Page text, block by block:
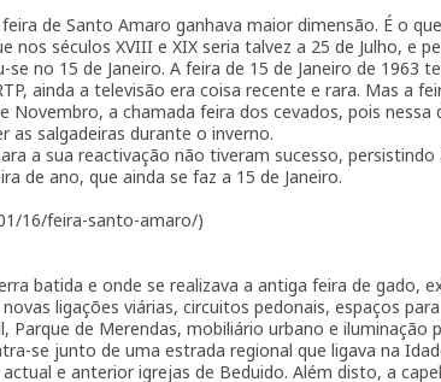
de Santo Amaro ganhava maior dimensão. É o
nos séculos XVIII e XIX seria talvez a 25 de Julho, e
no 15 de Janeiro. A feira de 15 de Janeiro de 1963
ainda a televisão era coisa recente e rara. Mas a
Novembro, a chamada feira dos cevados, pois nessa
as salgadeiras durante o inverno.
a sua reactivação não tiveram sucesso, persistindo
de ano, que ainda se faz a 15 de Janeiro.
16/feira-santo-amaro/)
batida e onde se realizava a antiga feira de gado,
ligações viárias, circuitos pedonais, espaços para
de Merendas, mobiliário urbano e iluminação
se junto de uma estrada regional que ligava na
e anterior igrejas de Beduido. Além disto, a